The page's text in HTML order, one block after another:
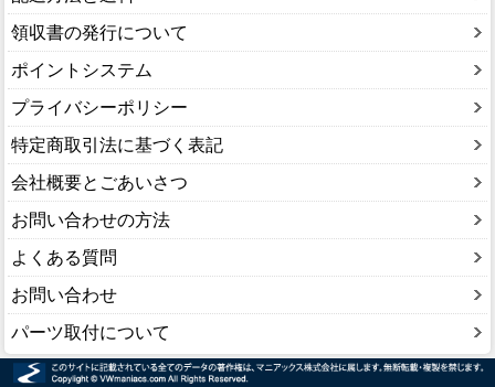
領収書の発行について
ポイントシステム
プライバシーポリシー
特定商取引法に基づく表記
会社概要とごあいさつ
お問い合わせの方法
よくある質問
お問い合わせ
パーツ取付について